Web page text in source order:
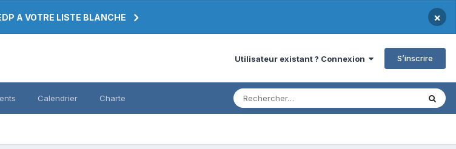
A VOTRE LISTE BLANCHE ×
Utilisateur existant ? Connexion S’inscrire
Calendrier Charte